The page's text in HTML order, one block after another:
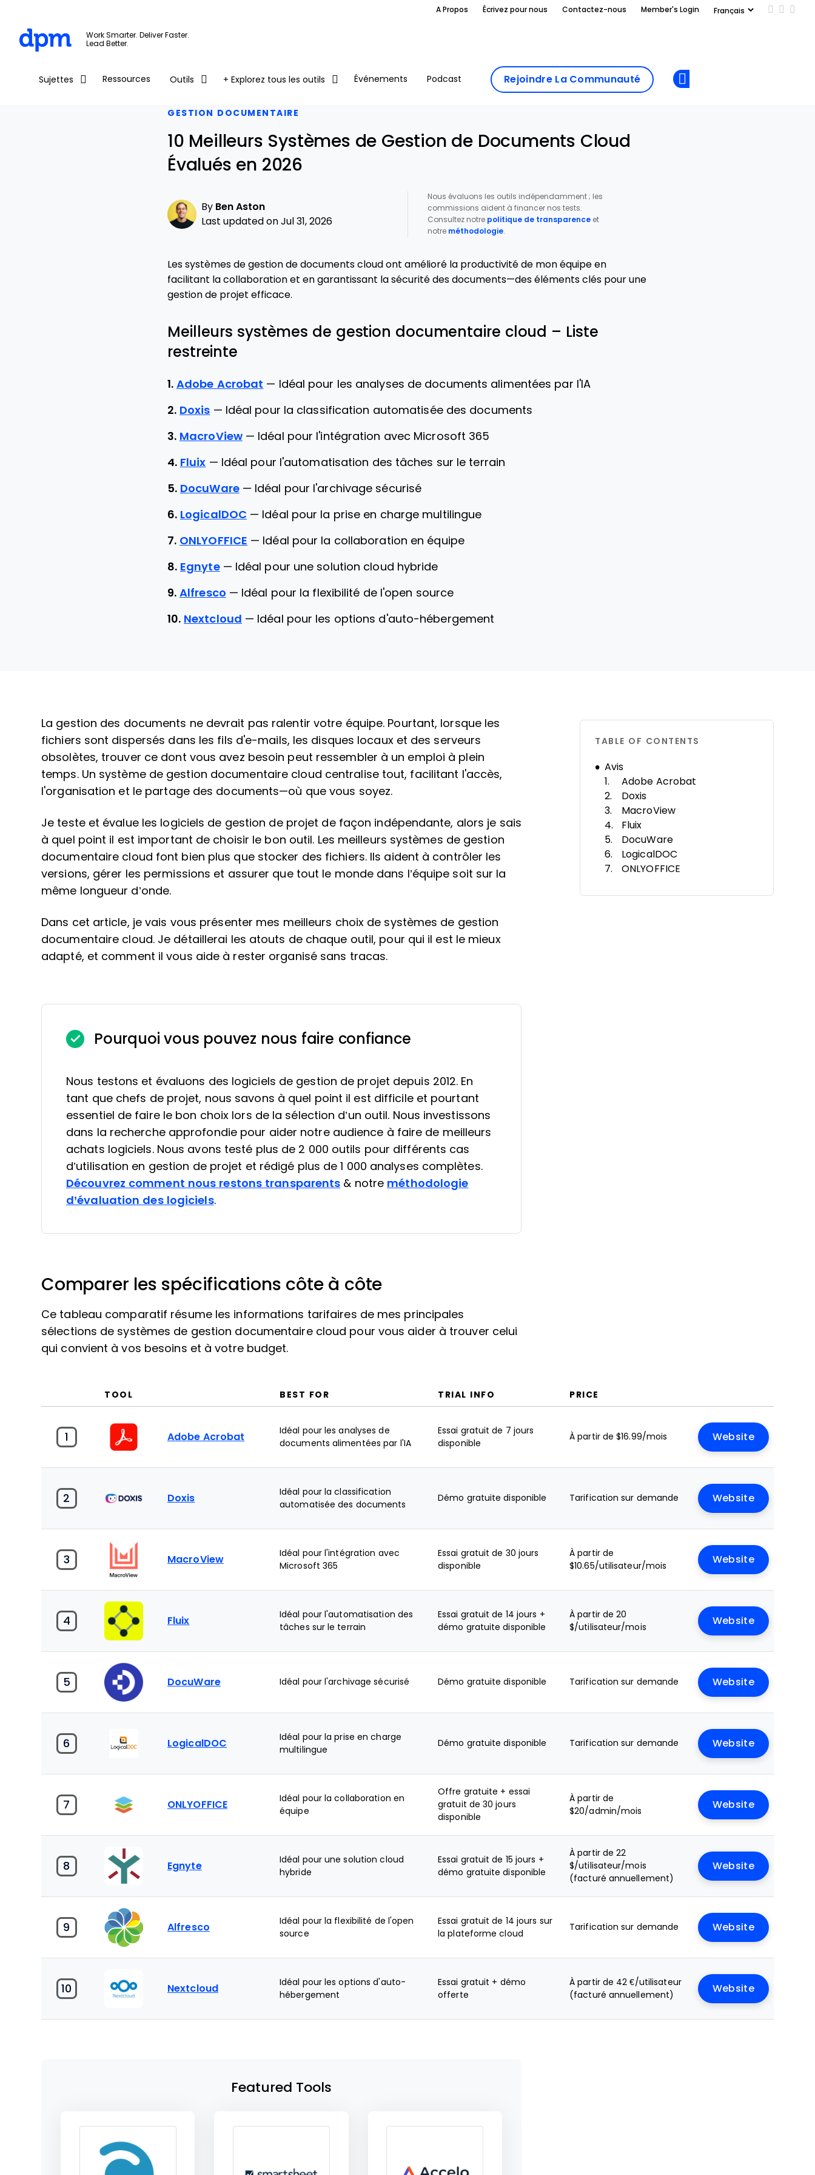
Skip to main content
A Propos Écrivez pour nous Contactez-nous Member's Login Add us
Follow
Work Smarter. Deliver Faster.
Lead Better.
Sujettes Ressources Outils + Explorez tous les outils Événements Podcast Rejoindre La Communauté
GESTION DOCUMENTAIRE
10 Meilleurs Systèmes de Gestion de Documents Cloud
Évalués en 2026
By Ben Aston
Last updated on Jul 31, 2026
Nous évaluons les outils indépendamment ; les
commissions aident à financer nos tests.
Consultez notre politique de transparenceet
notre méthodologie.
Les systèmes de gestion de documents cloud ont amélioré la productivité de mon équipe en
facilitant la collaboration et en garantissant la sécurité des documents—des éléments clés pour une
gestion de projet efficace.
Meilleurs systèmes de gestion documentaire cloud – Liste
restreinte
1. Adobe Acrobat — Idéal pour les analyses de documents alimentées par l'IA
2. Doxis — Idéal pour la classification automatisée des documents
3. MacroView — Idéal pour l'intégration avec Microsoft 365
4. Fluix — Idéal pour l'automatisation des tâches sur le terrain
5. DocuWare — Idéal pour l'archivage sécurisé
6. LogicalDOC — Idéal pour la prise en charge multilingue
7. ONLYOFFICE — Idéal pour la collaboration en équipe
8. Egnyte — Idéal pour une solution cloud hybride
9. Alfresco — Idéal pour la flexibilité de l'open source
10. Nextcloud — Idéal pour les options d'auto-hébergement
La gestion des documents ne devrait pas ralentir votre équipe. Pourtant, lorsque les
fichiers sont dispersés dans les fils d'e-mails, les disques locaux et des serveurs
obsolètes, trouver ce dont vous avez besoin peut ressembler à un emploi à plein
temps. Un système de gestion documentaire cloud centralise tout, facilitant l'accès,
l'organisation et le partage des documents—où que vous soyez.
Je teste et évalue les logiciels de gestion de projet de façon indépendante, alors je sais
à quel point il est important de choisir le bon outil. Les meilleurs systèmes de gestion
documentaire cloud font bien plus que stocker des fichiers. Ils aident à contrôler les
versions, gérer les permissions et assurer que tout le monde dans l’équipe soit sur la
même longueur d’onde.
Dans cet article, je vais vous présenter mes meilleurs choix de systèmes de gestion
documentaire cloud. Je détaillerai les atouts de chaque outil, pour qui il est le mieux
adapté, et comment il vous aide à rester organisé sans tracas.
Pourquoi vous pouvez nous faire confiance
Nous testons et évaluons des logiciels de gestion de projet depuis 2012. En
tant que chefs de projet, nous savons à quel point il est difficile et pourtant
essentiel de faire le bon choix lors de la sélection d’un outil. Nous investissons
dans la recherche approfondie pour aider notre audience à faire de meilleurs
achats logiciels. Nous avons testé plus de 2 000 outils pour différents cas
d’utilisation en gestion de projet et rédigé plus de 1 000 analyses complètes.
Découvrez comment nous restons transparents & notre méthodologie
d’évaluation des logiciels.
Comparer les spécifications côte à côte
Ce tableau comparatif résume les informations tarifaires de mes principales
sélections de systèmes de gestion documentaire cloud pour vous aider à trouver celui
qui convient à vos besoins et à votre budget.
TOOL BEST FOR TRIAL INFO PRICE
1 Adobe Acrobat
Idéal pour les analyses de
documents alimentées par l'IA
Essai gratuit de 7 jours
disponible
À partir de $16.99/mois Website
2 Doxis
Idéal pour la classification
automatisée des documents
Démo gratuite disponible Tarification sur demande Website
3 MacroView
Idéal pour l'intégration avec
Microsoft 365
Essai gratuit de 30 jours
disponible
À partir de
$10.65/utilisateur/mois
Website
4 Fluix
Idéal pour l'automatisation des
tâches sur le terrain
Essai gratuit de 14 jours +
démo gratuite disponible
À partir de 20
$/utilisateur/mois
Website
5 DocuWare Idéal pour l'archivage sécurisé Démo gratuite disponible Tarification sur demande Website
6 LogicalDOC
Idéal pour la prise en charge
multilingue
Démo gratuite disponible Tarification sur demande Website
7 ONLYOFFICE
Idéal pour la collaboration en
équipe
Offre gratuite + essai
gratuit de 30 jours
disponible
À partir de
$20/admin/mois
Website
8 Egnyte
Idéal pour une solution cloud
hybride
Essai gratuit de 15 jours +
démo gratuite disponible
À partir de 22
$/utilisateur/mois
(facturé annuellement)
Website
9 Alfresco
Idéal pour la flexibilité de l'open
source
Essai gratuit de 14 jours sur
la plateforme cloud
Tarification sur demande Website
10 Nextcloud
Idéal pour les options d'auto-
hébergement
Essai gratuit + démo
offerte
À partir de 42 €/utilisateur
(facturé annuellement)
Website
Featured Tools
TABLE OF CONTENTS
Avis
Adobe Acrobat
Doxis
MacroView
Fluix
DocuWare
LogicalDOC
ONLYOFFICE
Alfresco